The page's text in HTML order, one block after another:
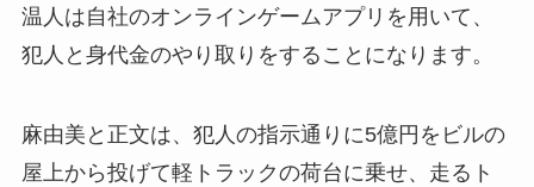
温人は自社のオンラインゲームアプリを用いて、
犯人と身代金のやり取りをすることになります。
麻由美と正文は、犯人の指示通りに5億円をビルの
屋上から投げて軽トラックの荷台に乗せ、走るト